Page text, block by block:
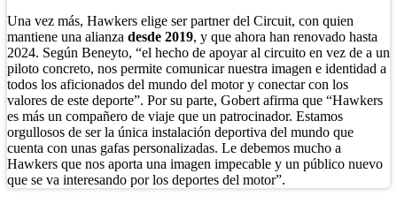
Una vez más, Hawkers elige ser partner del Circuit, con quien
mantiene una alianza desde 2019, y que ahora han renovado hasta
2024. Según Beneyto, “el hecho de apoyar al circuito en vez de a un
piloto concreto, nos permite comunicar nuestra imagen e identidad a
todos los aficionados del mundo del motor y conectar con los
valores de este deporte”. Por su parte, Gobert afirma que “Hawkers
es más un compañero de viaje que un patrocinador. Estamos
orgullosos de ser la única instalación deportiva del mundo que
cuenta con unas gafas personalizadas. Le debemos mucho a
Hawkers que nos aporta una imagen impecable y un público nuevo
que se va interesando por los deportes del motor”.